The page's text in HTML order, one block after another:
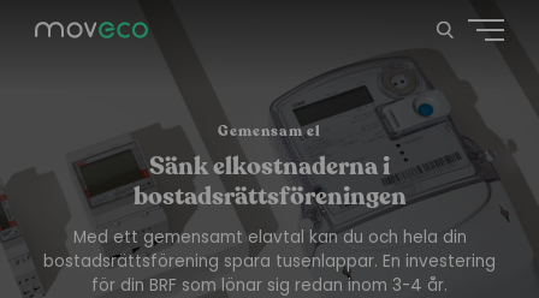
Gemensam el
Sänk elkostnaderna i
bostadsrättsföreningen
Med ett gemensamt elavtal kan du och hela din
bostadsrättsförening spara tusenlappar. En investering
för din BRF som lönar sig redan inom 3-4 år.